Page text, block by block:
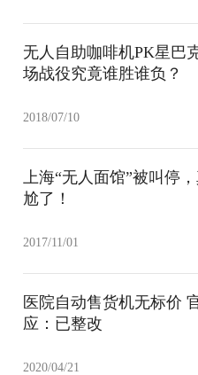
无人自助咖啡机PK星巴
场战役究竟谁胜谁负？
2018/07/10
上海“无人面馆”被叫停
尬了！
2017/11/01
医院自动售货机无标价
应：已整改
2020/04/21